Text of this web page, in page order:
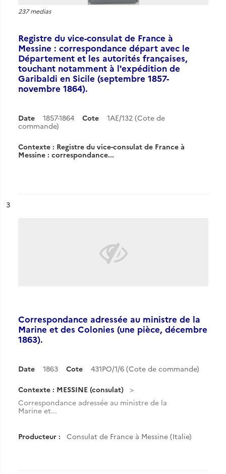
237 medias
Registre du vice-consulat de France à
Messine : correspondance départ avec le
Département et les autorités françaises,
touchant notamment à l'expédition de
Garibaldi en Sicile (septembre 1857-
novembre 1864).
Date 1857-1864 Cote
1AE/132 (Cote de
commande)
Contexte : Registre du vice-consulat de France à
Messine : correspondance...
n°
3
Correspondance adressée au ministre de la
Marine et des Colonies (une pièce, décembre
1863).
Date 1863 Cote 431PO/1/6 (Cote de commande)
Contexte : MESSINE (consulat)
Correspondance adressée au ministre de la
Marine et...
Producteur : Consulat de France à Messine (Italie)